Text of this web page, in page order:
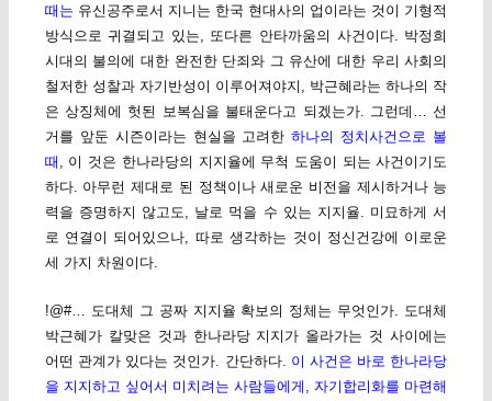
때는 유신공주로서 지니는 한국 현대사의 업이라는 것이 기형적
방식으로 귀결되고 있는, 또다른 안타까움의 사건이다. 박정희
시대의 불의에 대한 완전한 단죄와 그 유산에 대한 우리 사회의
철저한 성찰과 자기반성이 이루어져야지, 박근혜라는 하나의 작
은 상징체에 헛된 보복심을 불태운다고 되겠는가. 그런데… 선
거를 앞둔 시즌이라는 현실을 고려한하나의 정치사건으로 볼
때
, 이 것은 한나라당의 지지율에 무척 도움이 되는 사건이기도
하다. 아무런 제대로 된 정책이나 새로운 비전을 제시하거나 능
력을 증명하지 않고도, 날로 먹을 수 있는 지지율. 미묘하게 서
로 연결이 되어있으나, 따로 생각하는 것이 정신건강에 이로운
세 가지 차원이다.
!@#… 도대체 그 공짜 지지율 확보의 정체는 무엇인가. 도대체
박근혜가 칼맞은 것과 한나라당 지지가 올라가는 것 사이에는
어떤 관계가 있다는 것인가. 간단하다. 이 사건은 바로 한나라당
을 지지하고 싶어서 미치려는 사람들에게, 자기합리화를 마련해